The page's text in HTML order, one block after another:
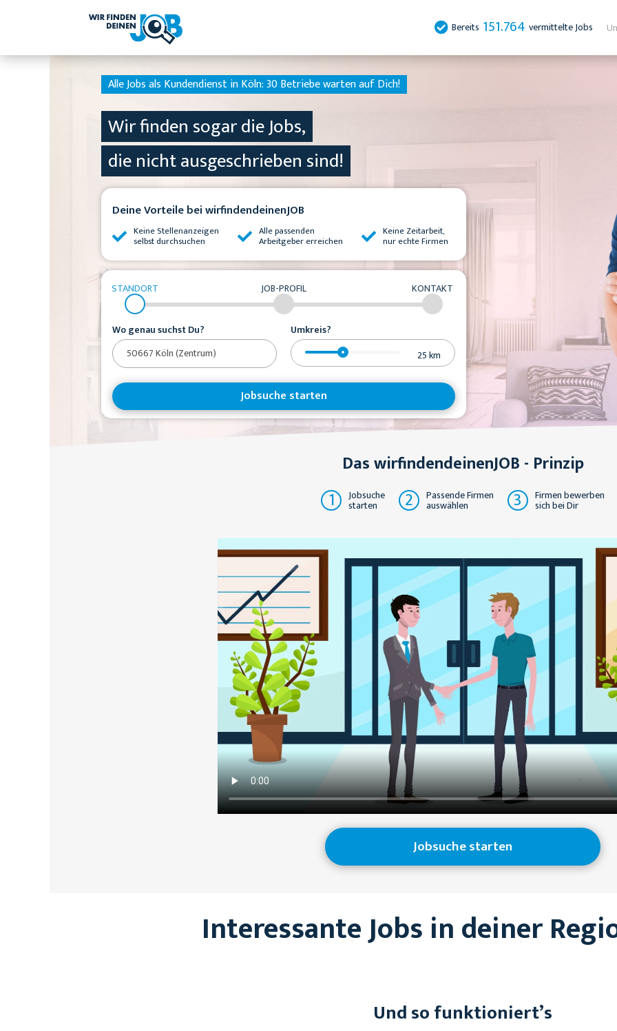
Bereits 151.764 vermittelte Jobs
Alle Jobs als Kundendienst in Köln:30 Betriebe warten auf Dich!
Wir finden sogar die Jobs,
die nicht ausgeschrieben sind!
Deine Vorteile bei wirfindendeinenJOB
Keine Stellenanzeigen
selbst durchsuchen
Alle passenden
Arbeitgeber erreichen
Keine Zeitarbeit,
nur echte Firmen
STANDORT JOB-PROFIL KONTAKT
Wo genau suchst Du?
Umkreis?
25km
Jobsuche starten
Das wirfindendeinenJOB - Prinzip
1
Jobsuche
starten 2 Passende Firmen
auswählen 3 Firmen bewerben
sich bei Dir
Jobsuche starten
Interessante Jobs in deiner
Und so funktioniert’s